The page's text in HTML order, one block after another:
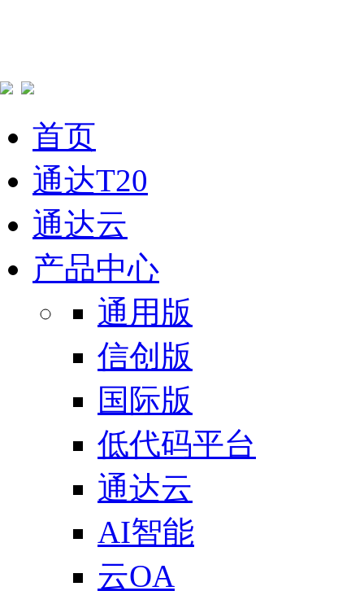
首页
通达T20
通达云
产品中心
通用版
信创版
国际版
低代码平台
通达云
AI智能
云OA